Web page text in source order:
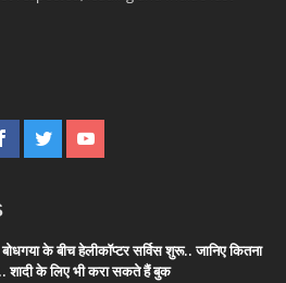
के बीच हेलीकॉप्टर सर्विस शुरू.. जानिए कितना
शादी के लिए भी करा सकते हैं बुक